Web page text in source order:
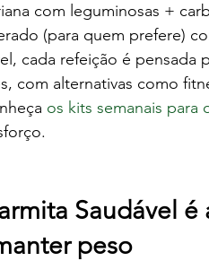
com leguminosas +
(para quem prefere)
cada refeição é pensada
com alternativas como
os kits semanais para
Saudável
peso